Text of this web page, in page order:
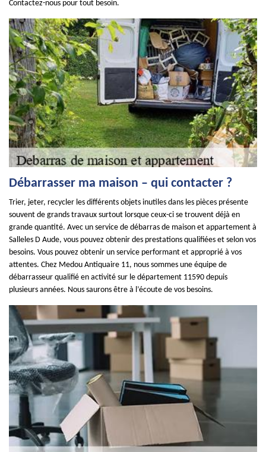
Contactez-nous pour tout besoin.
Débarrasser ma maison – qui contacter ?
Trier, jeter, recycler les différents objets inutiles dans les pièces présente
souvent de grands travaux surtout lorsque ceux-ci se trouvent déjà en
grande quantité. Avec un service de débarras de maison et appartement à
Salleles D Aude, vous pouvez obtenir des prestations qualifiées et selon vos
besoins. Vous pouvez obtenir un service performant et approprié à vos
attentes. Chez Medou Antiquaire 11, nous sommes une équipe de
débarrasseur qualifié en activité sur le département 11590 depuis
plusieurs années. Nous saurons être à l’écoute de vos besoins.